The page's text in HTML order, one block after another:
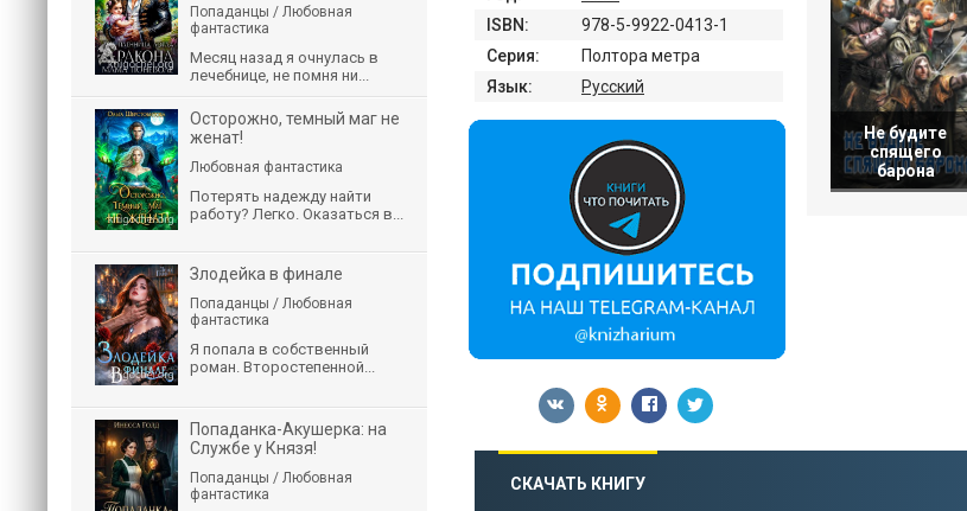
Не будите
спящего
барона
ISBN:
978-5-9922-0413-1
Серия:
Полтора метра
Язык:
Русский
СКАЧАТЬ КНИГУ
Попаданцы / Любовная
фантастика
Месяц назад я очнулась в
лечебнице, не помня ни...
Осторожно, темный маг не
женат!
Любовная фантастика
Потерять надежду найти
работу? Легко. Оказаться в...
Злодейка в финале
Попаданцы / Любовная
фантастика
Я попала в собственный
роман. Второстепенной...
Попаданка-Акушерка: на
Службе у Князя!
Попаданцы / Любовная
фантастика